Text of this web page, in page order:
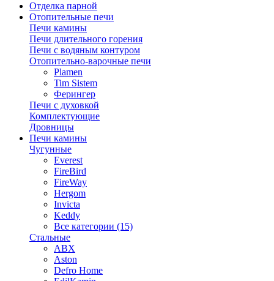
Отделка парной
Отопительные печи
Печи камины
Печи длительного горения
Печи с водяным контуром
Отопительно-варочные печи
Plamen
Tim Sistem
Ферингер
Печи с духовкой
Комплектующие
Дровницы
Печи камины
Чугунные
Everest
FireBird
FireWay
Hergom
Invicta
Keddy
Все категории (15)
Стальные
ABX
Aston
Defro Home